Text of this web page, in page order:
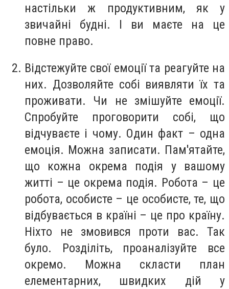
настільки ж продуктивним, як у
звичайні будні. І ви маєте на це
повне право.
Відстежуйте свої емоції та реагуйте на
них. Дозволяйте собі виявляти їх та
проживати. Чи не змішуйте емоції.
Спробуйте проговорити собі, що
відчуваєте і чому. Один факт – одна
емоція. Можна записати. Пам'ятайте,
що кожна окрема подія у вашому
житті – це окрема подія. Робота – це
робота, особисте – це особисте, те, що
відбувається в країні – це про країну.
Ніхто не змовився проти вас. Так
було. Розділіть, проаналізуйте все
окремо. Можна скласти план
елементарних, швидких дій у